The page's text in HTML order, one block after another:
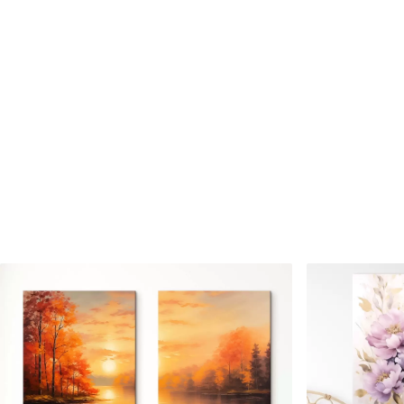
✗Vászonhatású felület
✗Környezetbarát anyag
Biztonságos,
Vászonhatású felület
✗ Környezetbarát anyag